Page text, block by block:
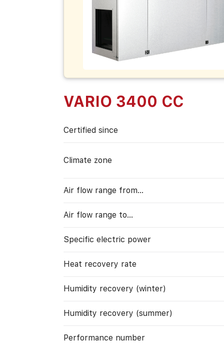
VARIO 3400 CC
Certified since
Climate zone
Air flow range from…
Air flow range to…
Specific electric power
Heat recovery rate
Humidity recovery (winter)
Humidity recovery (summer)
Performance number